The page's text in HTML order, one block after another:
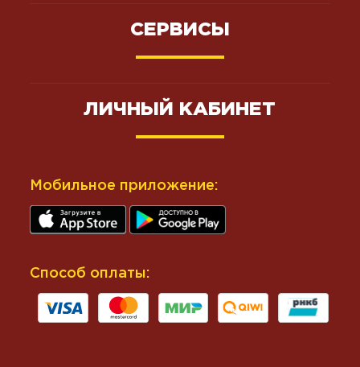
СЕРВИСЫ
ЛИЧНЫЙ КАБИНЕТ
Мобильное приложение:
Способ оплаты: